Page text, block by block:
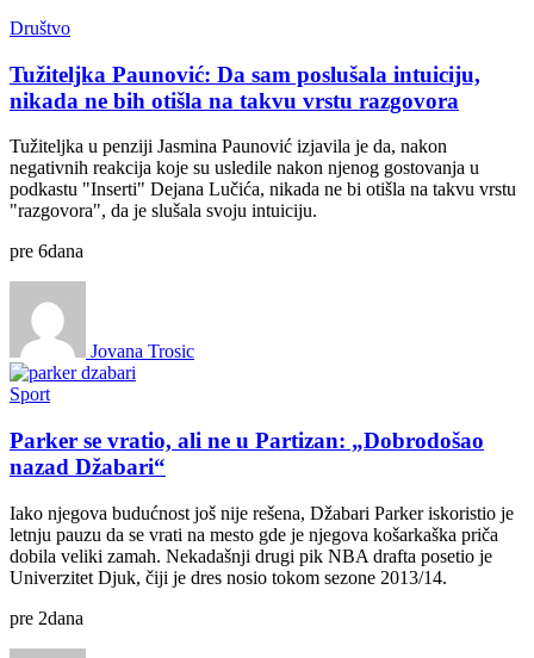
Društvo
Tužiteljka Paunović: Da sam poslušala intuiciju,
nikada ne bih otišla na takvu vrstu razgovora
Tužiteljka u penziji Jasmina Paunović izjavila je da, nakon
negativnih reakcija koje su usledile nakon njenog gostovanja u
podkastu "Inserti" Dejana Lučića, nikada ne bi otišla na takvu vrstu
"razgovora", da je slušala svoju intuiciju.
pre 6dana
Jovana Trosic
Sport
Parker se vratio, ali ne u Partizan: „Dobrodošao
nazad Džabari“
Iako njegova budućnost još nije rešena, Džabari Parker iskoristio je
letnju pauzu da se vrati na mesto gde je njegova košarkaška priča
dobila veliki zamah. Nekadašnji drugi pik NBA drafta posetio je
Univerzitet Djuk, čiji je dres nosio tokom sezone 2013/14.
pre 2dana